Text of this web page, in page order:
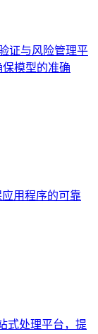
证与风险管理平
模型的准确
用程序的可靠
式处理平台，提